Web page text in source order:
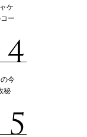
ケ
ー
今
秘